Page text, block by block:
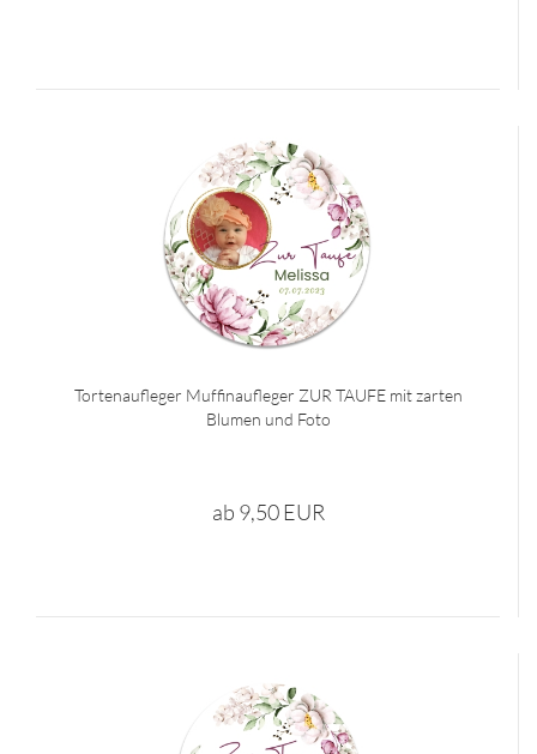
Tortenaufleger Muffinaufleger ZUR TAUFE mit zarten
Blumen und Foto
ab 9,50 EUR